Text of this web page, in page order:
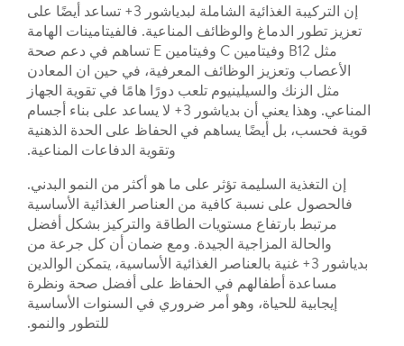
إن التركيبة الغذائية الشاملة لبدياشور 3+ تساعد أيضًا على
تعزيز تطور الدماغ والوظائف المناعية. فالفيتامينات الهامة
مثل B12 وفيتامين C وفيتامين E تساهم في دعم صحة
الأعصاب وتعزيز الوظائف المعرفية، في حين ان المعادن
مثل الزنك والسيلينيوم تلعب دورًا هامًا في تقوية الجهاز
المناعي. وهذا يعني أن بدياشور 3+ لا يساعد على بناء أجسام
قوية فحسب، بل أيضًا يساهم في الحفاظ على الحدة الذهنية
وتقوية الدفاعات المناعية.
إن التغذية السليمة تؤثر على ما هو أكثر من النمو البدني.
فالحصول على نسبة كافية من العناصر الغذائية الأساسية
مرتبط بارتفاع مستويات الطاقة والتركيز بشكل أفضل
والحالة المزاجية الجيدة. ومع ضمان أن كل جرعة من
بدياشور 3+ غنية بالعناصر الغذائية الأساسية، يتمكن الوالدين
مساعدة أطفالهم في الحفاظ على أفضل صحة ونظرة
إيجابية للحياة، وهو أمر ضروري في السنوات الأساسية
للتطور والنمو.